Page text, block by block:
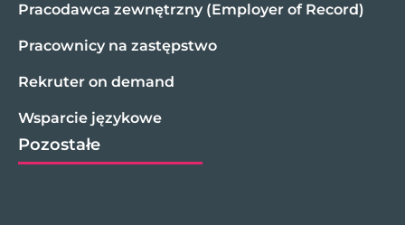
Pracodawca zewnętrzny (Employer of Record)
Pracownicy na zastępstwo
Rekruter on demand
Wsparcie językowe
Pozostałe